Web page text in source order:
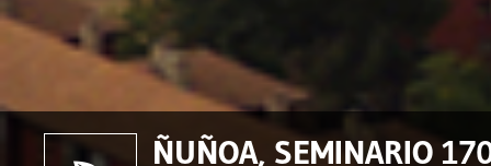
ÑUÑOA, SEMINARIO